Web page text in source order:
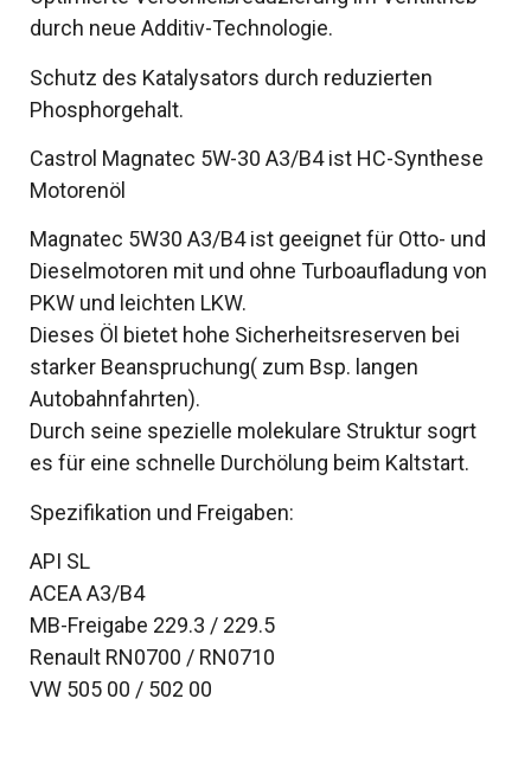
durch neue Additiv-Technologie.
Schutz des Katalysators durch reduzierten
Phosphorgehalt.
Castrol Magnatec 5W-30 A3/B4 ist HC-Synthese
Motorenöl
Magnatec 5W30 A3/B4 ist geeignet für Otto- und
Dieselmotoren mit und ohne Turboaufladung von
PKW und leichten LKW.
Dieses Öl bietet hohe Sicherheitsreserven bei
starker Beanspruchung( zum Bsp. langen
Autobahnfahrten).
Durch seine spezielle molekulare Struktur sogrt
es für eine schnelle Durchölung beim Kaltstart.
Spezifikation und Freigaben:
API SL
ACEA A3/B4
MB-Freigabe 229.3 / 229.5
Renault RN0700 / RN0710
VW 505 00 / 502 00